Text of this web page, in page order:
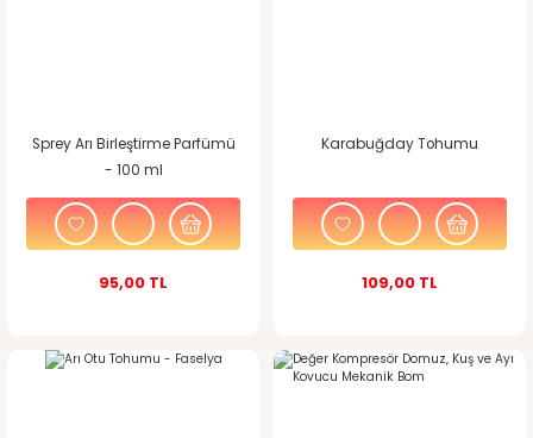
Sprey Arı Birleştirme Parfümü
- 100 ml
95,00 TL
Karabuğday Tohumu
109,00 TL